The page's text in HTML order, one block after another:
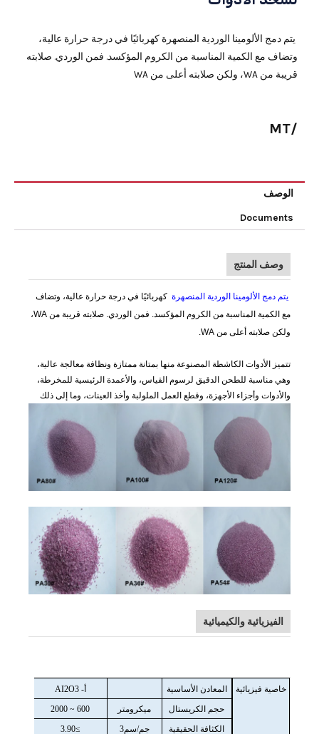
يتم دمج الألومينا الوردية المنصهرة كهربائيًا في درجة حرارة عالية،
وتضاف مع الكمية المناسبة من الكروم المؤكسد. فمن الوردي. صلابته
قريبة من WA، ولكن صلابته أعلى من WA
/MT
الوصف
Documents
وصف المنتج
يتم دمج الألومينا الوردية المنصهرة كهربائيًا في درجة حرارة عالية، وتضاف
مع الكمية المناسبة من الكروم المؤكسد. فمن الوردي. صلابته قريبة من WA،
ولكن صلابته أعلى من WA.
تتميز الأدوات الكاشطة المصنوعة منها بمتانة ممتازة ونظافة معالجة عالية،
وهي مناسبة للطحن الدقيق لرسوم القياس، والأعمدة الرئيسية للمخرطة،
والأدوات وأجزاء الأجهزة، وقطع العمل الملولبة وأخذ العينات، وما إلى ذلك
الفيزيائية والكيميائية
خاصية فيزيائية المعادن الأساسية أ- AI2O3
حجم الكريستال ميكرومتر
600 ~ 2000
الكثافة الحقيقية
جم/سم3
≥3.90